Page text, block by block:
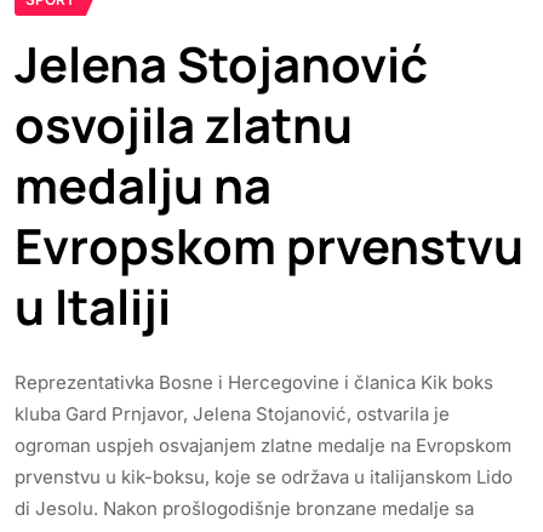
Jelena Stojanović
osvojila zlatnu
medalju na
Evropskom prvenstvu
u Italiji
Reprezentativka Bosne i Hercegovine i članica Kik boks
kluba Gard Prnjavor, Jelena Stojanović, ostvarila je
ogroman uspjeh osvajanjem zlatne medalje na Evropskom
prvenstvu u kik-boksu, koje se održava u italijanskom Lido
di Jesolu. Nakon prošlogodišnje bronzane medalje sa